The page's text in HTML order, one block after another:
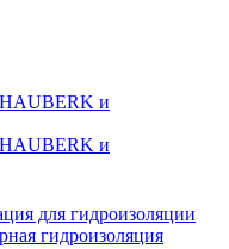
HAUBERK и
HAUBERK и
для гидроизоляции
гидроизоляция